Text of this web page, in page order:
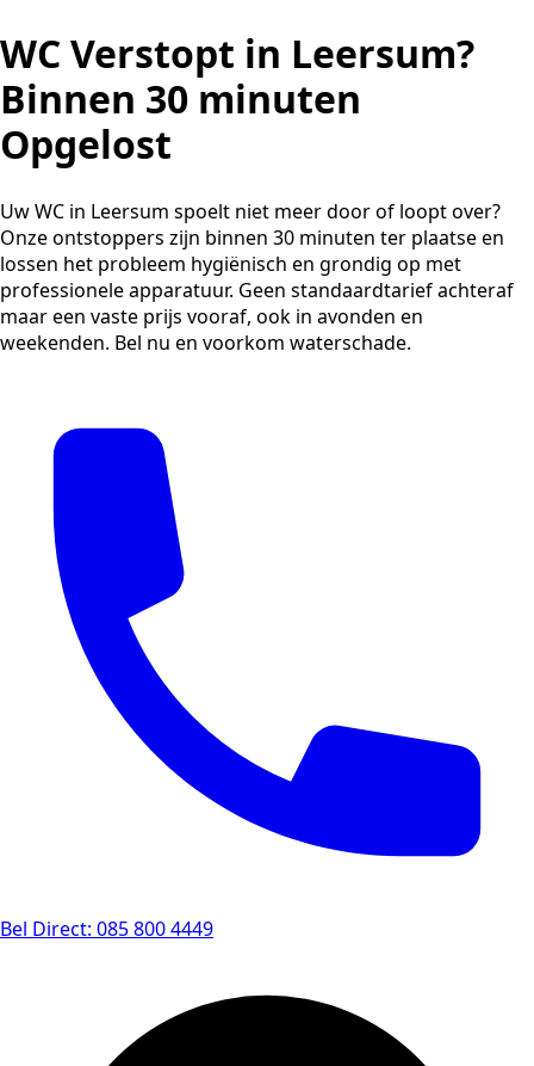
WC Verstopt in Leersum?
Binnen 30 minuten
Opgelost
Uw WC in Leersum spoelt niet meer door of loopt over?
Onze ontstoppers zijn binnen 30 minuten ter plaatse en
lossen het probleem hygiënisch en grondig op met
professionele apparatuur. Geen standaardtarief achteraf
maar een vaste prijs vooraf, ook in avonden en
weekenden. Bel nu en voorkom waterschade.
Bel Direct: 085 800 4449